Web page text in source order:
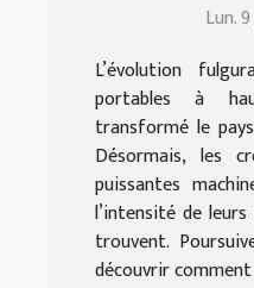
leur
créatif
Lun.
L’évolution
portables à
transformé le
Désormais, les
puissantes
l’intensité de
trouvent.
découvrir comment